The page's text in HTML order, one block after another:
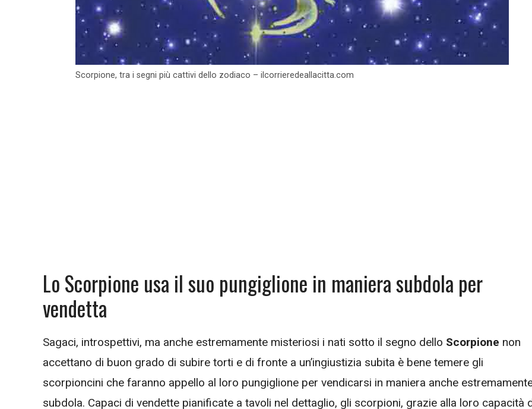
Scorpione, tra i segni più cattivi dello zodiaco – ilcorrieredeallacitta.com
Lo Scorpione usa il suo pungiglione in maniera subdola per
vendetta
Sagaci, introspettivi, ma anche estremamente misteriosi i nati sotto il segno dello Scorpione non
accettano di buon grado di subire torti e di fronte a un’ingiustizia subita è bene temere gli
scorpioncini che faranno appello al loro pungiglione per vendicarsi in maniera anche
subdola. Capaci di vendette pianificate a tavoli nel dettaglio, gli scorpioni, grazie alla loro capacità